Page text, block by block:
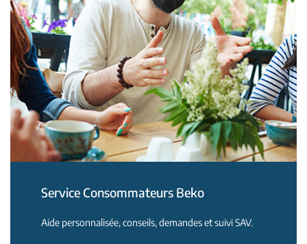
Service Consommateurs Beko
Aide personnalisée, conseils, demandes et suivi SAV.